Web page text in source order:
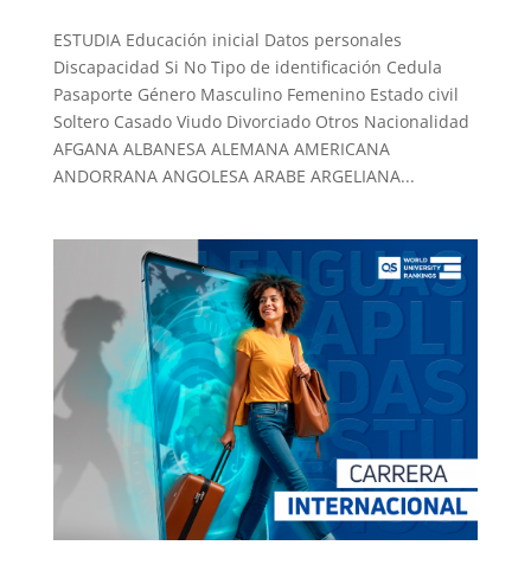
ESTUDIA Educación inicial Datos personales
Discapacidad Si No Tipo de identificación Cedula
Pasaporte Género Masculino Femenino Estado civil
Soltero Casado Viudo Divorciado Otros Nacionalidad
AFGANA ALBANESA ALEMANA AMERICANA
ANDORRANA ANGOLESA ARABE ARGELIANA...